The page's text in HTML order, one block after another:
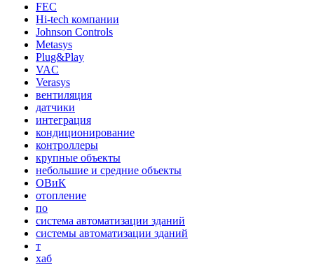
FEC
Hi-tech компании
Johnson Controls
Metasys
Plug&Play
VAC
Verasys
вентиляция
датчики
интеграция
кондиционирование
контроллеры
крупные объекты
небольшие и средние объекты
ОВиК
отопление
по
система автоматизации зданий
системы автоматизации зданий
т
хаб